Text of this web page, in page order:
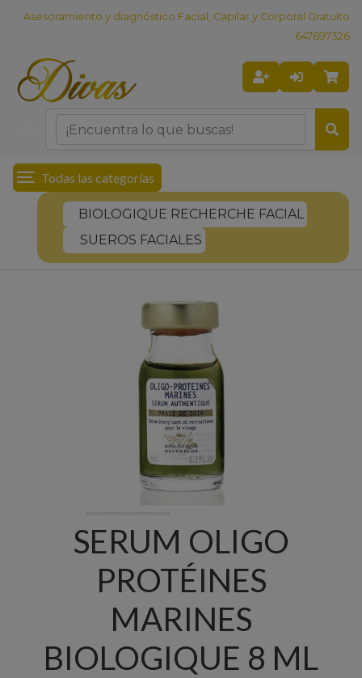
Asesoramiento y diagnóstico Facial, Capilar y Corporal Gratuito
647697326
Todas las categorías
BIOLOGIQUE RECHERCHE FACIAL
SUEROS FACIALES
SERUM OLIGO
PROTÉINES
MARINES
BIOLOGIQUE 8 ML